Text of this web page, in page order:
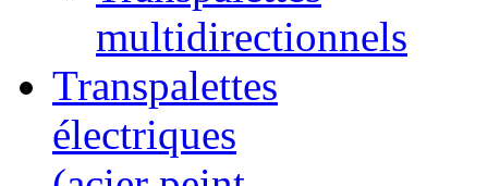
multidirectionnels
Transpalettes
électriques